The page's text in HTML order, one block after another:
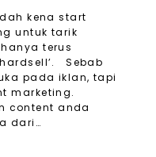
kena start
untuk tarik
terus
Sebab
pada iklan, tapi
marketing.
content anda
dari…